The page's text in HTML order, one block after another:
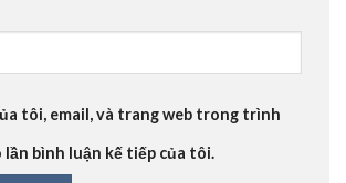
tôi, email, và trang web trong trình
lần bình luận kế tiếp của tôi.